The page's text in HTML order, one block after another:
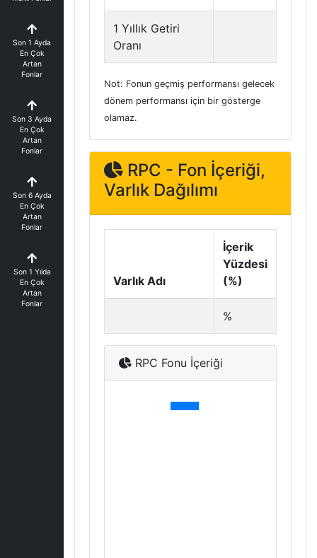
Son 1 Ayda
En Çok
Artan
Fonlar
Son 3 Ayda
En Çok
Artan
Fonlar
Son 6 Ayda
En Çok
Artan
Fonlar
Son 1 Yılda
En Çok
Artan
Fonlar
1 Yıllık Getiri
Oranı
Not: Fonun geçmiş performansı gelecek
dönem performansı için bir gösterge
olamaz.
RPC - Fon İçeriği,
Varlık Dağılımı
Varlık Adı
İçerik
Yüzdesi
(%)
%
RPC Fonu İçeriği